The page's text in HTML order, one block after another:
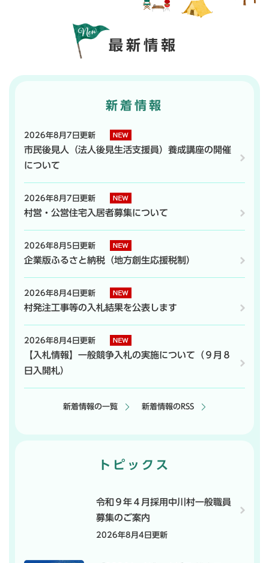
最新情報
新着情報
2026年8月7日更新
市民後見人（法人後見生活支援員）養成講座の開催
について
2026年8月7日更新
村営・公営住宅入居者募集について
2026年8月5日更新
企業版ふるさと納税（地方創生応援税制）
2026年8月4日更新
村発注工事等の入札結果を公表します
2026年8月4日更新
【入札情報】一般競争入札の実施について（９月８
日入開札）
新着情報の一覧 新着情報のRSS
トピックス
令和９年４月採用中川村一般職員
募集のご案内
2026年8月4日更新